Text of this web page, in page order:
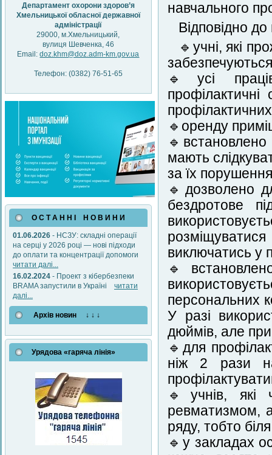
Департамент охорони здоров’я
Хмельницької обласної державної
адміністрації
29000, м.Хмельницький,
вулиця Шевченка, 46
Email:doz.khm@doz.adm-km.gov.ua
Телефон: (0382) 76-51-65
О С Т А Н Н І Н О В И Н И
01.06.2026 - НСЗУ: складні операції
на серці у 2026 році — нові підходи
до оплати та концентрації допомоги
читати далі...
16.02.2024 - Проект з кібербезпеки
BRAMA запустили в Україні читати
далі...
Архів новин ↓ ↓ ↓
Урядова «гаряча лінія»
навчального
Відповідно
🔹учні, які
🔹усі
🔹оренду
🔹встановлено
мають
за їх
🔹дозволено
бездротове
виключатись у
персональних
У разі
дюймів, але
🔹для
ніж 2 рази
🔹учнів, які
ревматизмом,
ряду, тобто
🔹у закладах